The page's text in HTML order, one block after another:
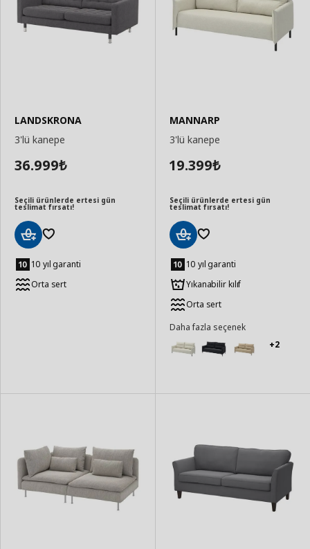
LANDSKRONA
3'lü kanepe
36.999₺
Seçili ürünlerde ertesi gün
teslimat fırsatı!
Ekle 10 yıl garanti
Orta sert
MANNARP
3'lü kanepe
19.399₺
Seçili ürünlerde ertesi gün
teslimat fırsatı!
Ekle 10 yıl garanti
Yıkanabilir kılıf
Orta sert
Daha fazla seçenek
+2